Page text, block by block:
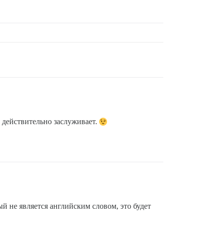
заслуживает.
является английским словом, это будет